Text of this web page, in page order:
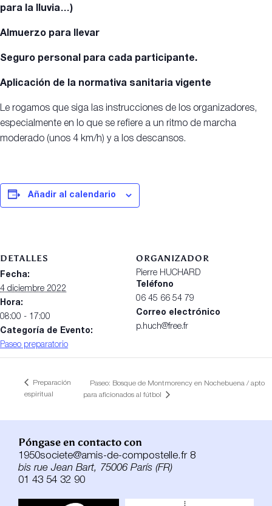
para la lluvia…)
Almuerzo para llevar
Seguro personal para cada participante.
Aplicación de la normativa sanitaria vigente
Le rogamos que siga las instrucciones de los organizadores,
especialmente en lo que se refiere a un ritmo de marcha
moderado (unos 4 km/h) y a los descansos.
Añadir al calendario
DETALLES
Fecha:
4 diciembre 2022
Hora:
08:00 - 17:00
Categoría de Evento:
Paseo preparatorio
ORGANIZADOR
Pierre HUCHARD
Teléfono
06 45 66 54 79
Correo electrónico
p.huch@free.fr
Preparación
espiritual
Paseo: Bosque de Montmorency en Nochebuena / apto
para aficionados al fútbol
Póngase en contacto con
1950societe@amis-de-compostelle.fr 8
bis rue Jean Bart, 75006 París (FR)
01 43 54 32 90